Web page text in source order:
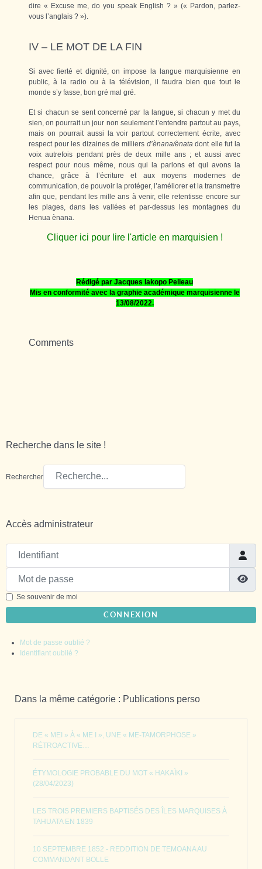
dire « Excuse me, do you speak English ? » (« Pardon, parlez-
vous l’anglais ? »).
IV – LE MOT DE LA FIN
Si avec fierté et dignité, on impose la langue marquisienne en
public, à la radio ou à la télévision, il faudra bien que tout le
monde s’y fasse, bon gré mal gré.
Et si chacun se sent concerné par la langue, si chacun y met du
sien, on pourrait un jour non seulement l’entendre partout au pays,
mais on pourrait aussi la voir partout correctement écrite, avec
respect pour les dizaines de milliers d’ènana/ènatadont elle fut la
voix autrefois pendant près de deux mille ans ; et aussi avec
respect pour nous même, nous qui la parlons et qui avons la
chance, grâce à l’écriture et aux moyens modernes de
communication, de pouvoir la protéger, l’améliorer et la transmettre
afin que, pendant les mille ans à venir, elle retentisse encore sur
les plages, dans les vallées et par-dessus les montagnes du
Henua ènana.
Cliquer ici pour lire l'article en marquisien !
Rédigé par Jacques Iakopo Pelleau
Mis en conformité avec la graphie académique marquisienne le
13/08/2022.
Comments
Recherche dans le site !
Rechercher
Accès administrateur
Se souvenir de moi
CONNEXION
Mot de passe oublié ?
Identifiant oublié ?
Dans la même catégorie : Publications perso
DE « MEI » À « ME I », UNE « ME-TAMORPHOSE »
RÉTROACTIVE…
ÉTYMOLOGIE PROBABLE DU MOT « HAKAÌKI »
(28/04/2023)
LES TROIS PREMIERS BAPTISÉS DES ÎLES MARQUISES À
TAHUATA EN 1839
10 SEPTEMBRE 1852 - REDDITION DE TEMOANA AU
COMMANDANT BOLLE